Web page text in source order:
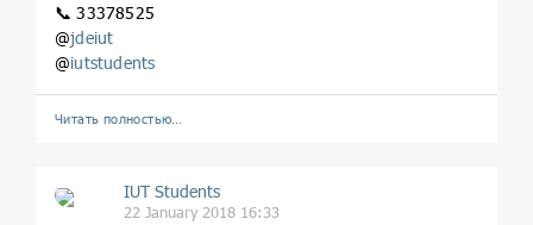
📞 33378525
@jdeiut
@iutstudents
Читать полностью…
IUT Students
22 January 2018 16:33